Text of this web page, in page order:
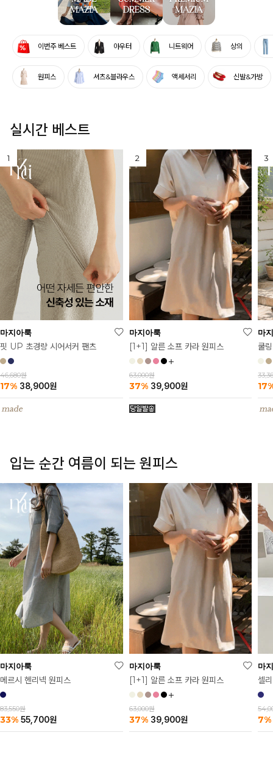
이번주 베스트 아우터 니트웨어 상의
원피스 셔츠&블라우스 액세서리 신발&가방
실시간 베스트
마지아룩
핏 UP 초경량 시어서커 팬츠
46,680원
17% 38,900원
마지아룩
[1+1] 알른 소프 카라 원피스
63,000원
37% 39,900원
마
쿨
입는 순간 여름이 되는 원피스
마지아룩
메르시 헨리넥 원피스
83,550원
33% 55,700원
마지아룩
[1+1] 알른 소프 카라 원피스
63,000원
37% 39,900원
마
셀
7%